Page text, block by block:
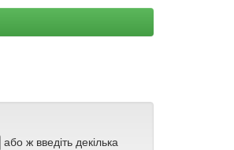
або ж введіть декілька